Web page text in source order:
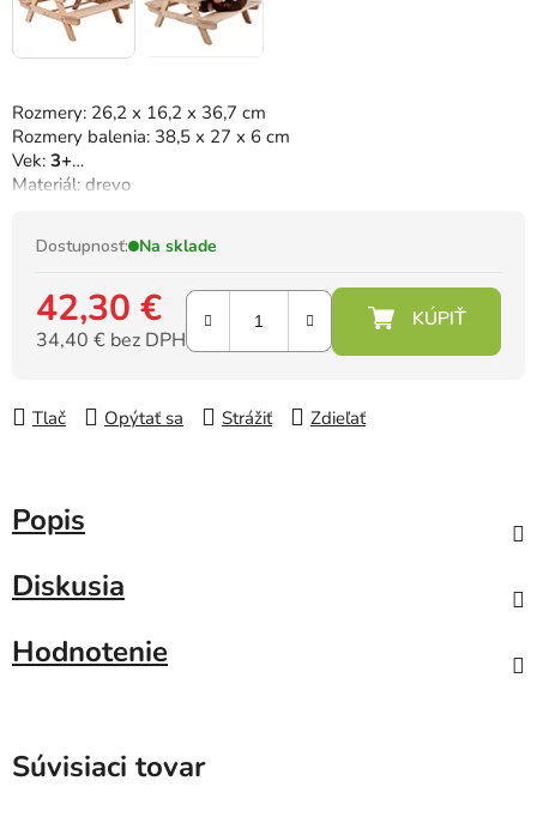
Rozmery: 26,2 x 16,2 x 36,7 cm
Rozmery balenia: 38,5 x 27 x 6 cm
Vek: 3+
Materiál: drevo
Dostupnosť: Na sklade
42,30 €
34,40 € bez DPH
Tlač
Opýtať sa Strážiť Zdieľať
Popis
Diskusia
Hodnotenie
Súvisiaci tovar